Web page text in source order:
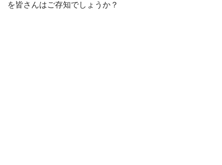
を皆さんはご存知でしょうか？